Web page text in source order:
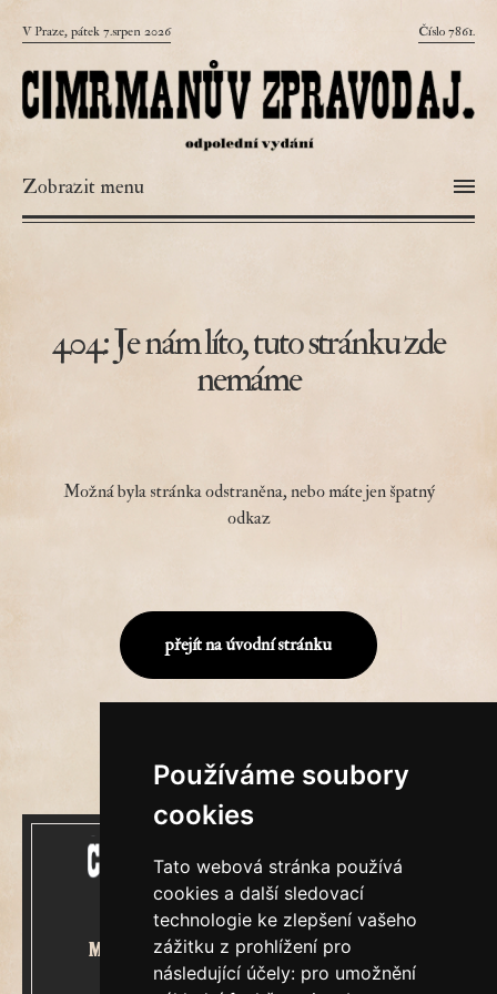
Používáme soubory
cookies
Tato webová stránka používá
cookies a další sledovací
technologie ke zlepšení vašeho
zážitku z prohlížení pro
následující účely: pro umožnění
V Praze, pátek 7.srpen 2026 Číslo 7861.
Zobrazit menu
404: Je nám líto, tuto stránku zde
nemáme
Možná byla stránka odstraněna, nebo máte jen špatný
odkaz
přejít na úvodní stránku
Mecenášem Cimrmanova Zpravodaje
je společnost